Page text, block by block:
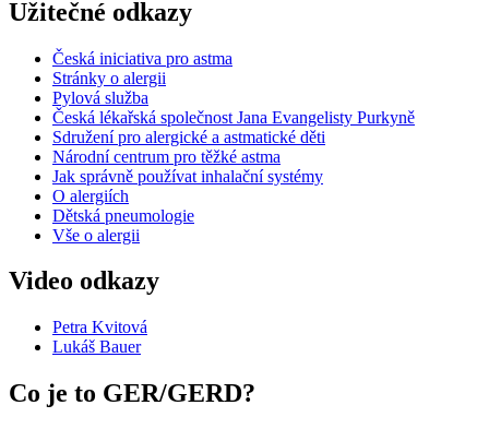
Užitečné odkazy
Česká iniciativa pro astma
Stránky o alergii
Pylová služba
Česká lékařská společnost Jana Evangelisty Purkyně
Sdružení pro alergické a astmatické děti
Národní centrum pro těžké astma
Jak správně používat inhalační systémy
O alergiích
Dětská pneumologie
Vše o alergii
Video odkazy
Petra Kvitová
Lukáš Bauer
Co je to GER/GERD?